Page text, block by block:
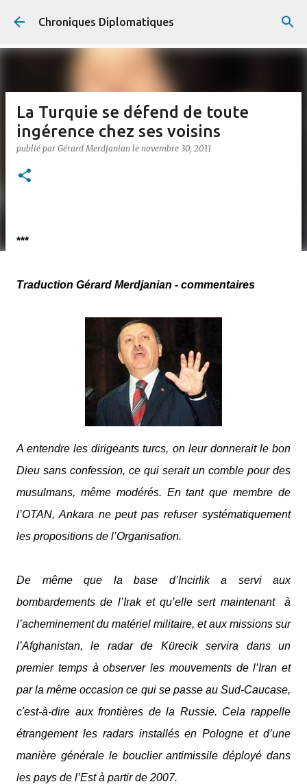
Accéder au contenu principal
Chroniques Diplomatiques
La Turquie se défend de toute
ingérence chez ses voisins
publié par Gérard Merdjanian le novembre 30, 2011
***
Traduction Gérard Merdjanian - commentaires
A entendre les dirigeants turcs, on leur donnerait le bon
Dieu sans confession, ce qui serait un comble pour des
musulmans, même modérés. En tant que membre de
l’OTAN, Ankara ne peut pas refuser systématiquement
les propositions de l’Organisation.
De même que la base d’Incirlik a servi aux
bombardements de l’Irak et qu’elle sert maintenant
à
l’acheminement du matériel militaire, et aux missions sur
l’Afghanistan, le radar de Kürecik servira dans un
premier temps à observer les mouvements de l’Iran et
par la même occasion ce qui se passe au Sud-Caucase,
c'est-à-dire aux frontières de la Russie. Cela rappelle
étrangement les radars installés en Pologne et d’une
manière générale le bouclier antimissile déployé dans
les pays de l’Est à partir de 2007.